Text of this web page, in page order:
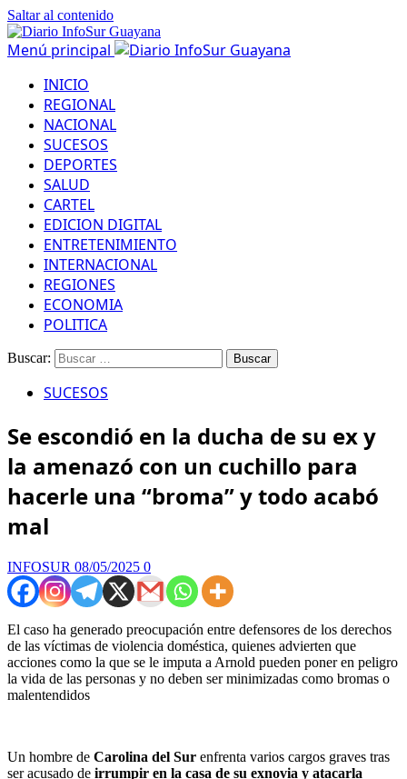
Saltar al contenido
Menú principal
INICIO
REGIONAL
NACIONAL
SUCESOS
DEPORTES
SALUD
CARTEL
EDICION DIGITAL
ENTRETENIMIENTO
INTERNACIONAL
REGIONES
ECONOMIA
POLITICA
Buscar:
SUCESOS
Se escondió en la ducha de su ex y
la amenazó con un cuchillo para
hacerle una “broma” y todo acabó
mal
INFOSUR 08/05/2025 0
El caso ha generado preocupación entre defensores de los derechos
de las víctimas de violencia doméstica, quienes advierten que
acciones como la que se le imputa a Arnold pueden poner en peligro
la vida de las personas y no deben ser minimizadas como bromas o
malentendidos
Un hombre de Carolina del Sur enfrenta varios cargos graves tras
ser acusado de irrumpir en la casa de su exnovia y atacarla